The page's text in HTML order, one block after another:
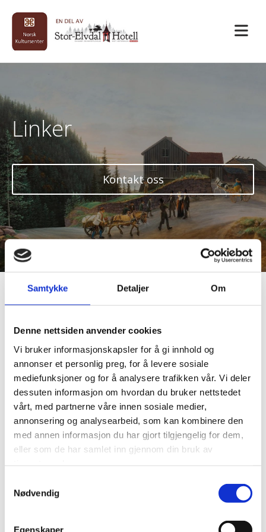
Samtykke Detaljer Om
Denne nettsiden anvender cookies
Vi bruker informasjonskapsler for å gi innhold og
annonser et personlig preg, for å levere sosiale
mediefunksjoner og for å analysere trafikken vår. Vi deler
dessuten informasjon om hvordan du bruker nettstedet
vårt, med partnerne våre innen sosiale medier,
annonsering og analysearbeid, som kan kombinere den
med annen informasjon du har gjort tilgjengelig for dem,
eller som de har samlet inn gjennom din bruk av
Nødvendig
Egenskaper
Linker
Kontakt oss
Stor-Elvdal Hotell
Galleri Bygdøy Allé
Stor-Elvdal kommune
Visit Elverum-Regionen
Facebook